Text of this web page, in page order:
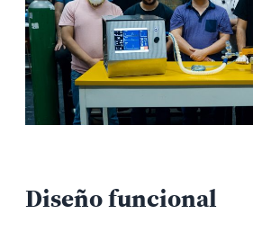
Diseño funcional